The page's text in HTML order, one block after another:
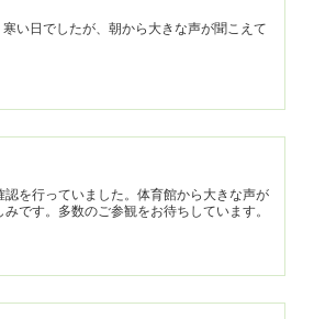
い日でしたが、朝から大きな声が聞こえて
を行っていました。体育館から大きな声が
です。多数のご参観をお待ちしています。